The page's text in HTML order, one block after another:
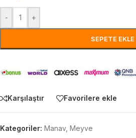
- +
SEPETE EKLE
Karşılaştır Favorilere ekle
Kategoriler: Manav, Meyve